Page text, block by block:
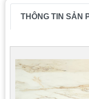
THÔNG TIN SẢN